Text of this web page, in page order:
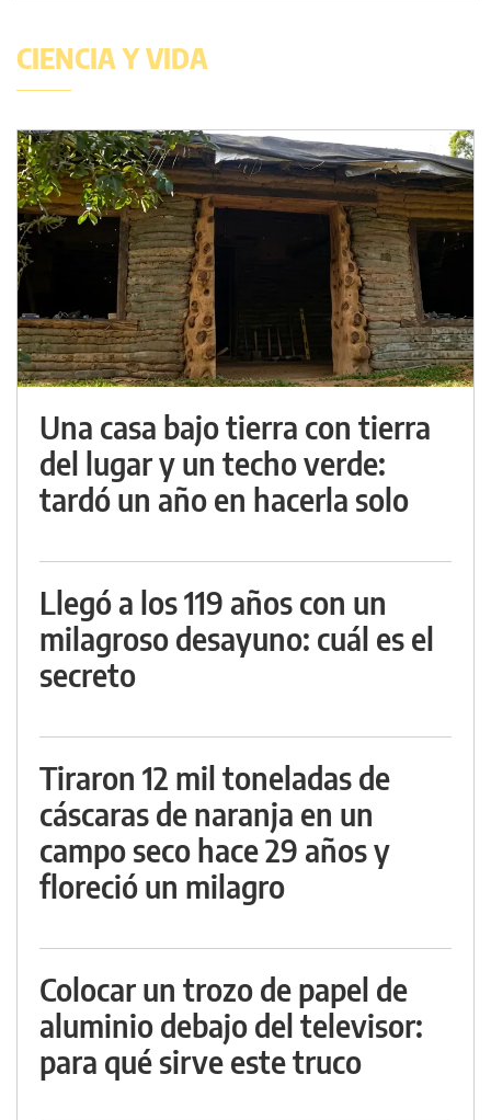
CIENCIA Y VIDA
Una casa bajo tierra con tierra
del lugar y un techo verde:
tardó un año en hacerla solo
Llegó a los 119 años con un
milagroso desayuno: cuál es el
secreto
Tiraron 12 mil toneladas de
cáscaras de naranja en un
campo seco hace 29 años y
floreció un milagro
Colocar un trozo de papel de
aluminio debajo del televisor:
para qué sirve este truco